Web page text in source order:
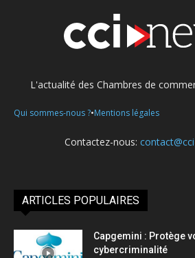
L'actualité des Chambres de
Qui sommes-nous ?•Mentions légales
Contactez-nous:
ARTICLES POPULAIRES
Capgemini : Protège
cybercriminalité